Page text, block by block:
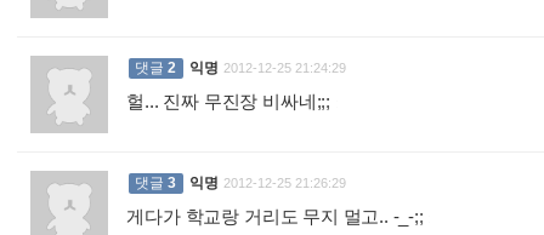
댓글 2 익명 2012-12-25 21:24:29
헐... 진짜 무진장 비싸네;;;
댓글 3 익명 2012-12-25 21:26:29
게다가 학교랑 거리도 무지 멀고.. -_-;;